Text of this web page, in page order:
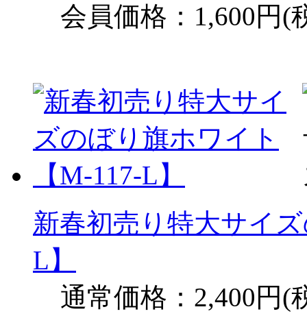
会員価格：1,600円(
新春初売り特大サイ
L】
通常価格：2,400円(